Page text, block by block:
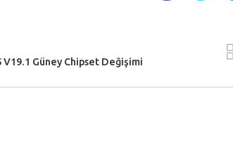
Güney Chipset Değişimi